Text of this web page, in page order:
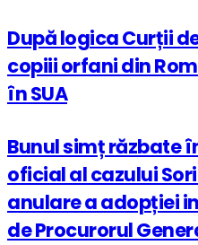
După logica Curții
copiii orfani din
în SUA
Bunul simț răzbate
oficial al cazului
anulare a adopției
de Procurorul